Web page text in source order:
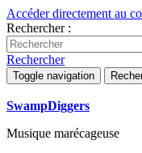
Accéder directement au
Rechercher :
Rechercher
Toggle navigation
SwampDiggers
Musique marécageuse